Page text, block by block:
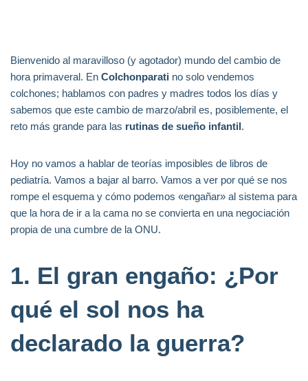
Bienvenido al maravilloso (y agotador) mundo del cambio de
hora primaveral. En Colchonparati no solo vendemos
colchones; hablamos con padres y madres todos los días y
sabemos que este cambio de marzo/abril es, posiblemente, el
reto más grande para las rutinas de sueño infantil.
Hoy no vamos a hablar de teorías imposibles de libros de
pediatría. Vamos a bajar al barro. Vamos a ver por qué se nos
rompe el esquema y cómo podemos «engañar» al sistema para
que la hora de ir a la cama no se convierta en una negociación
propia de una cumbre de la ONU.
1. El gran engaño: ¿Por
qué el sol nos ha
declarado la guerra?